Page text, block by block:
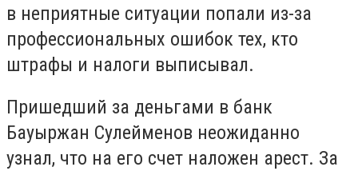
в неприятные ситуации попали из-за
профессиональных ошибок тех, кто
штрафы и налоги выписывал.
Пришедший за деньгами в банк
Бауыржан Сулейменов неожиданно
узнал, что на его счет наложен арест. За